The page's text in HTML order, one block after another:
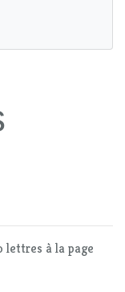
lettres à la page